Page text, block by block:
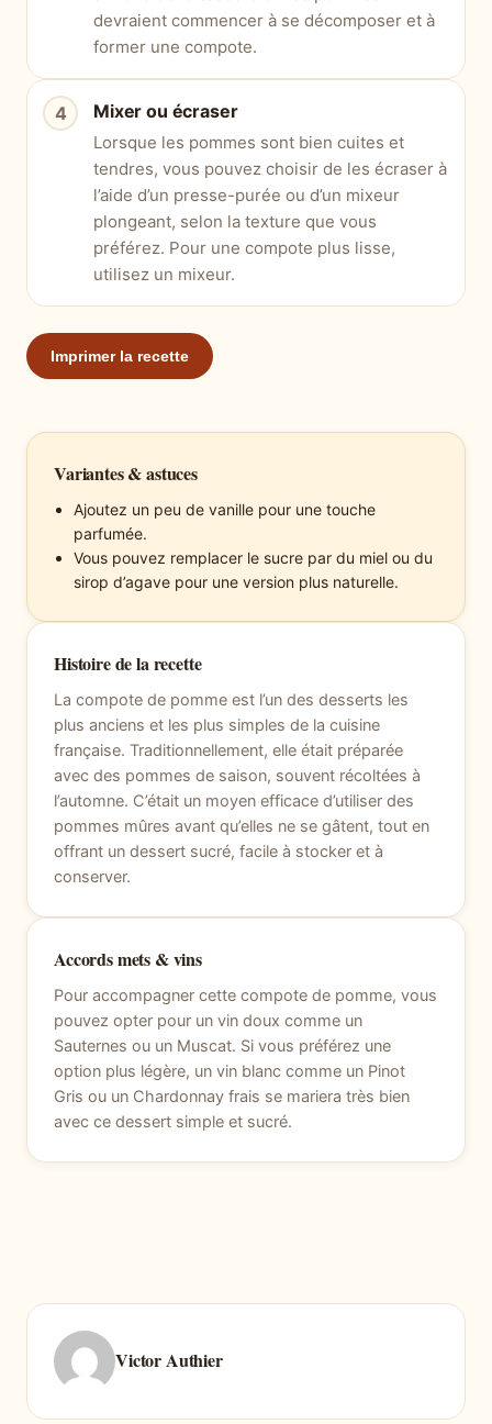
devraient commencer à se décomposer et à
former une compote.
Mixer ou écraser
Lorsque les pommes sont bien cuites et
tendres, vous pouvez choisir de les écraser à
l’aide d’un presse-purée ou d’un mixeur
plongeant, selon la texture que vous
préférez. Pour une compote plus lisse,
utilisez un mixeur.
Imprimer la recette
Variantes & astuces
Ajoutez un peu de vanille pour une touche
parfumée.
Vous pouvez remplacer le sucre par du miel ou du
sirop d’agave pour une version plus naturelle.
Histoire de la recette
La compote de pomme est l’un des desserts les
plus anciens et les plus simples de la cuisine
française. Traditionnellement, elle était préparée
avec des pommes de saison, souvent récoltées à
l’automne. C’était un moyen efficace d’utiliser des
pommes mûres avant qu’elles ne se gâtent, tout en
offrant un dessert sucré, facile à stocker et à
conserver.
Accords mets & vins
Pour accompagner cette compote de pomme, vous
pouvez opter pour un vin doux comme un
Sauternes ou un Muscat. Si vous préférez une
option plus légère, un vin blanc comme un Pinot
Gris ou un Chardonnay frais se mariera très bien
avec ce dessert simple et sucré.
Victor Authier